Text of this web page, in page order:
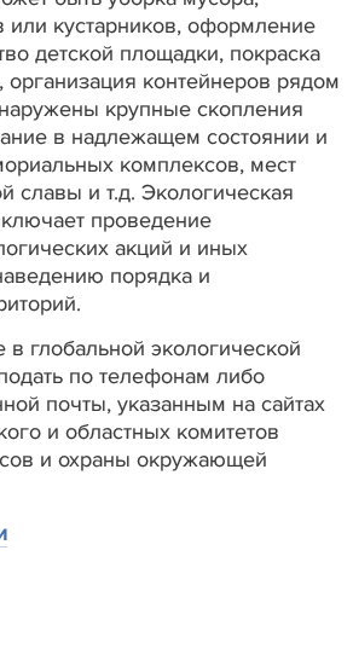
или кустарников, оформление
детской площадки, покраска
организация контейнеров рядом
крупные скопления
в надлежащем состоянии и
комплексов, мест
славы и т.д. Экологическая
проведение
акций и иных
порядка и
в глобальной экологической
по телефонам либо
почты, указанным на сайтах
и областных комитетов
и охраны окружающей